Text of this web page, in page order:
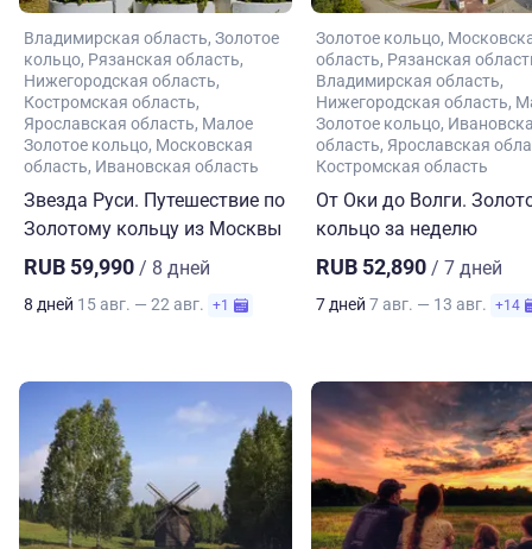
Владимирская область Золотое
кольцо Рязанская область
Нижегородская область
Костромская область
Ярославская область Малое
Золотое кольцо Московская
область Ивановская область
Звезда Руси. Путешествие по
Золотому кольцу из Москвы
RUB 59,990 / 8 дней
8 дней 15 авг. — 22 авг. +1
Золотое кольцо
область Рязанская
Владимирская область
Нижегородская область
Золотое кольцо
область Ярославская
Костромская область
От Оки до Волги.
кольцо за неделю
RUB 52,890 / 7 дней
7 дней 7 авг. — 13 авг. +14